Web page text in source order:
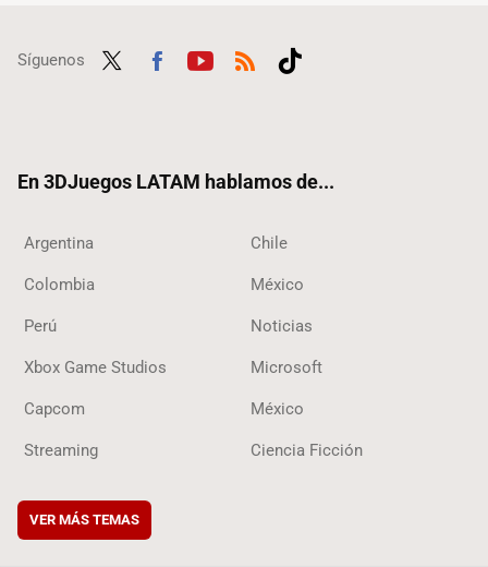
Síguenos
En 3DJuegos LATAM hablamos de...
Argentina Chile
Colombia México
Perú Noticias
Xbox Game Studios Microsoft
Capcom México
Streaming Ciencia Ficción
VER MÁS TEMAS